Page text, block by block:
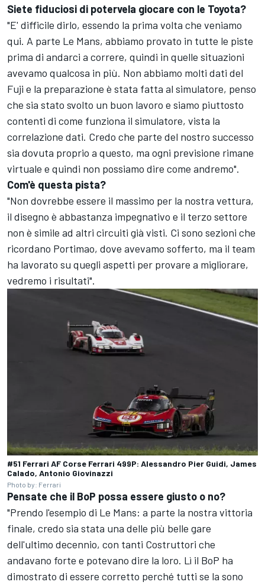
Siete fiduciosi di potervela giocare con le Toyota?
"E' difficile dirlo, essendo la prima volta che veniamo
qui. A parte Le Mans, abbiamo provato in tutte le piste
prima di andarci a correre, quindi in quelle situazioni
avevamo qualcosa in più. Non abbiamo molti dati del
Fuji e la preparazione è stata fatta al simulatore, penso
che sia stato svolto un buon lavoro e siamo piuttosto
contenti di come funziona il simulatore, vista la
correlazione dati. Credo che parte del nostro successo
sia dovuta proprio a questo, ma ogni previsione rimane
virtuale e quindi non possiamo dire come andremo".
Com'è questa pista?
"Non dovrebbe essere il massimo per la nostra vettura,
il disegno è abbastanza impegnativo e il terzo settore
non è simile ad altri circuiti già visti. Ci sono sezioni che
ricordano Portimao, dove avevamo sofferto, ma il team
ha lavorato su quegli aspetti per provare a migliorare,
vedremo i risultati".
#51 Ferrari AF Corse Ferrari 499P: Alessandro Pier Guidi, James
Calado, Antonio Giovinazzi
Photo by: Ferrari
Pensate che il BoP possa essere giusto o no?
"Prendo l'esempio di Le Mans: a parte la nostra vittoria
finale, credo sia stata una delle più belle gare
dell'ultimo decennio, con tanti Costruttori che
andavano forte e potevano dire la loro. Lì il BoP ha
dimostrato di essere corretto perché tutti se la sono